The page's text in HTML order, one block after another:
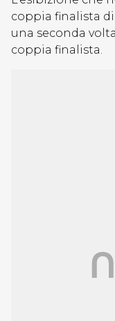
coppia finalista
una seconda
coppia finalista.